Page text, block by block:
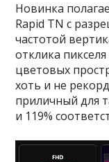
Новинка
Rapid TN с
частотой
отклика пикселя
цветовых
хоть и не
приличный для
и 119%